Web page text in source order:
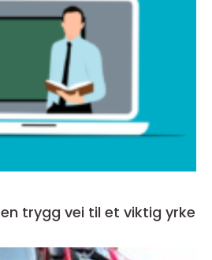
Helsefagarbeider en trygg vei til et viktig yrke